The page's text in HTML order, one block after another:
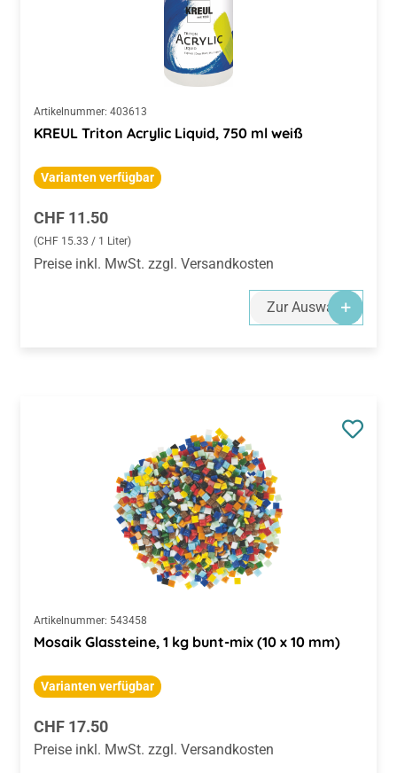
Artikelnummer: 403613
KREUL Triton Acrylic Liquid, 750 ml weiß
Varianten verfügbar
Regulärer Preis:
CHF 11.50
(CHF 15.33 / 1 Liter)
Preise inkl. MwSt. zzgl. Versandkosten
Zur Auswahl
Artikelnummer: 543458
Mosaik Glassteine, 1 kg bunt-mix (10 x 10 mm)
Varianten verfügbar
Regulärer Preis:
CHF 17.50
Preise inkl. MwSt. zzgl. Versandkosten